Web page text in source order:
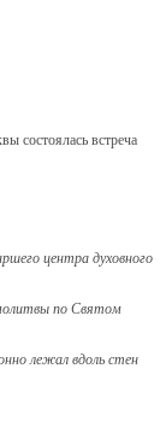
состоялась встреча
центра духовного
по Святом
лежал вдоль стен